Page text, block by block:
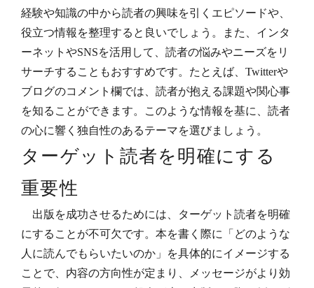
経験や知識の中から読者の興味を引くエピソードや、
役立つ情報を整理すると良いでしょう。また、インタ
ーネットやSNSを活用して、読者の悩みやニーズをリ
サーチすることもおすすめです。たとえば、Twitterや
ブログのコメント欄では、読者が抱える課題や関心事
を知ることができます。このような情報を基に、読者
の心に響く独自性のあるテーマを選びましょう。
ターゲット読者を明確にする
重要性
出版を成功させるためには、ターゲット読者を明確
にすることが不可欠です。本を書く際に「どのような
人に読んでもらいたいのか」を具体的にイメージする
ことで、内容の方向性が定まり、メッセージがより効